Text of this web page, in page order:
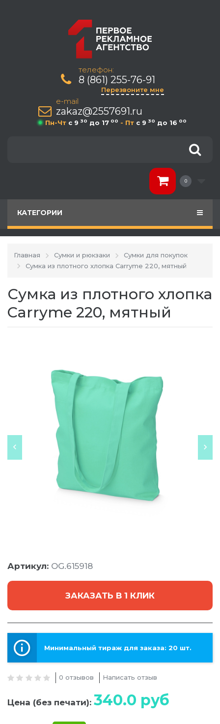
телефон:
8 (861) 255-76-91
Перезвоните мне
e-mail
zakaz@2557691.ru
Пн-Чт c 9 30 до 17 00 - Пт c 9 30 до 16 00
0
КАТЕГОРИИ
Главная Сумки и рюкзаки
Сумки для покупок
Сумка из плотного хлопка Carryme 220, мятный
Сумка из плотного хлопка
Carryme 220, мятный
Артикул: OG.615918
ЗАКАЗАТЬ В 1 КЛИК
Минимальный тираж для заказа: 20 шт.
0 отзывов Написать отзыв
Цена (без печати): 340.0 руб